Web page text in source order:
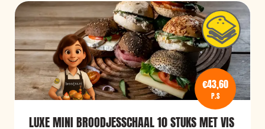
€43,60
P.S
LUXE MINI BROODJESSCHAAL 10 STUKS MET VIS